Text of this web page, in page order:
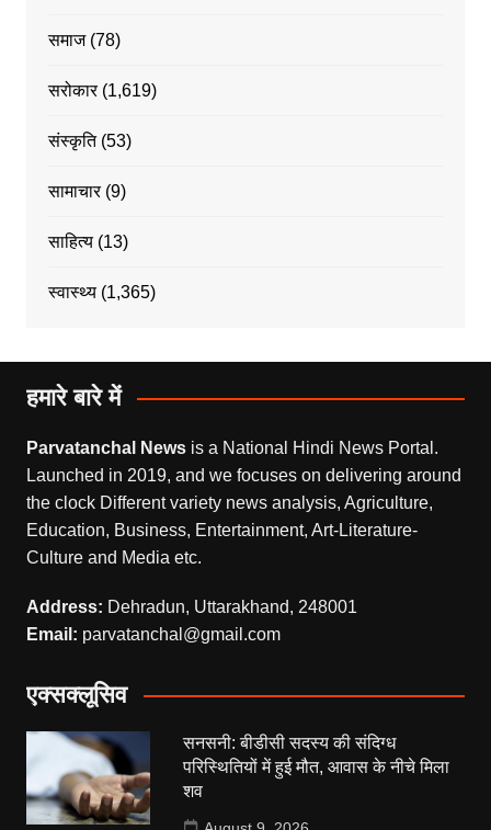
समाज(78)
सरोकार(1,619)
संस्कृति(53)
सामाचार(9)
साहित्य(13)
स्वास्थ्य(1,365)
हमारे बारे में
Parvatanchal Newsis a National Hindi News Portal.
Launched in 2019, and we focuses on delivering around
the clock Different variety news analysis, Agriculture,
Education, Business, Entertainment, Art-Literature-
Culture and Media etc.
Address: Dehradun, Uttarakhand, 248001
Email: parvatanchal@gmail.com
एक्सक्लूसिव
सनसनी: बीडीसी सदस्य की संदिग्ध
परिस्थितियों में हुई मौत, आवास के नीचे मिला
शव